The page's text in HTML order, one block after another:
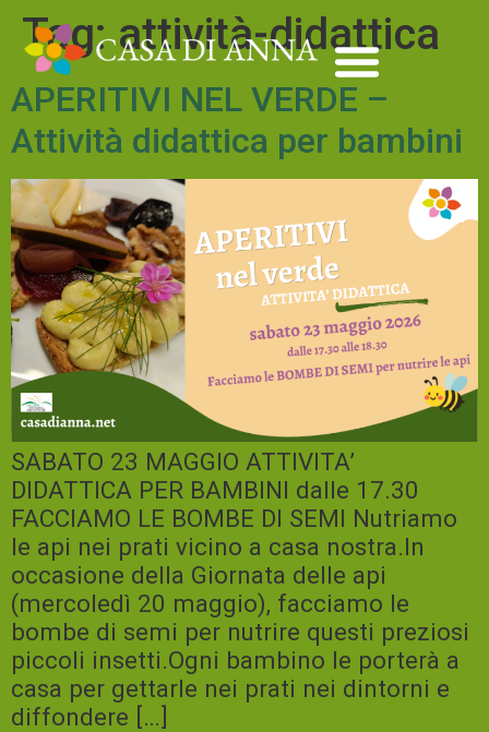
Tag:attività-didattica
APERITIVI NEL VERDE –
Attività didattica per bambini
SABATO 23 MAGGIO ATTIVITA’
DIDATTICA PER BAMBINI dalle 17.30
FACCIAMO LE BOMBE DI SEMI Nutriamo
le api nei prati vicino a casa nostra.In
occasione della Giornata delle api
(mercoledì 20 maggio), facciamo le
bombe di semi per nutrire questi preziosi
piccoli insetti.Ogni bambino le porterà a
casa per gettarle nei prati nei dintorni e
diffondere […]